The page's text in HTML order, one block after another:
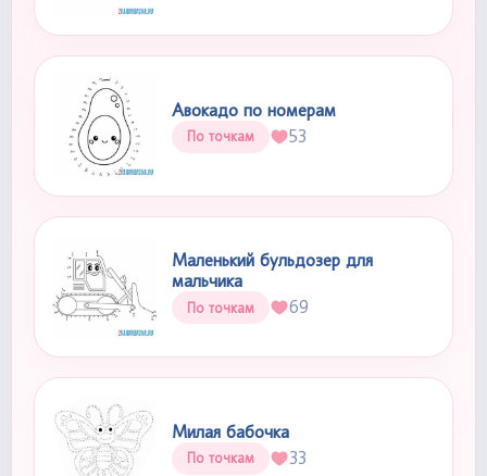
Авокадо по номерам
По точкам 53
Маленький бульдозер для
мальчика
По точкам 69
Милая бабочка
По точкам 33